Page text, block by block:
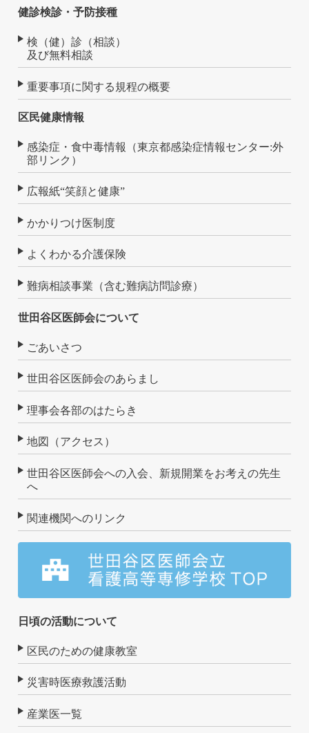
健診検診・予防接種
検（健）診（相談）
及び無料相談
重要事項に関する規程の概要
区民健康情報
感染症・食中毒情報（東京都感染症情報センター:外
部リンク）
広報紙“笑顔と健康”
かかりつけ医制度
よくわかる介護保険
難病相談事業（含む難病訪問診療）
世田谷区医師会について
ごあいさつ
世田谷区医師会のあらまし
理事会各部のはたらき
地図（アクセス）
世田谷区医師会への入会、新規開業をお考えの先生
へ
関連機関へのリンク
日頃の活動について
区民のための健康教室
災害時医療救護活動
産業医一覧